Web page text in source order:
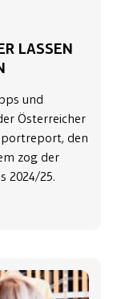
LASSEN
und
Österreicher
den
zog der
2024/25.